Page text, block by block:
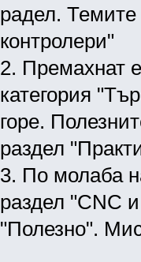
радел. Темите
контролери"
2. Премахнат
категория
горе.
раздел
3. По молаба
раздел "CNC
"Полезно".